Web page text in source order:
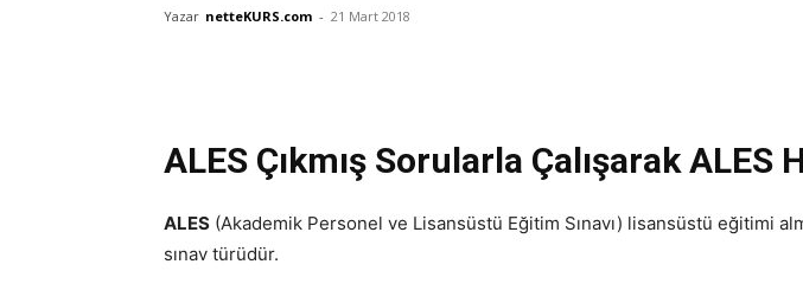
Yazar netteKURS.com - 21 Mart 2018
ALES Çıkmış Sorularla Çalışarak ALES
ALES (Akademik Personel ve Lisansüstü Eğitim Sınavı) lisansüstü eğitimi
sınav türüdür.